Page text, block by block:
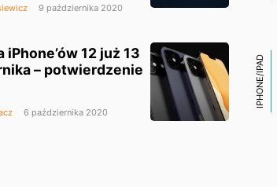
9 października 2020
iPhone’ów 12 już 13
– potwierdzenie
6 października 2020
IPHONE/IPAD